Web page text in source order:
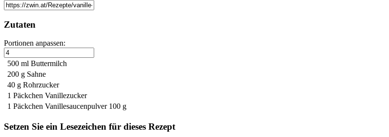
Zutaten
Portionen anpassen:
500 ml Buttermilch
200 g Sahne
40 g Rohrzucker
1 Päckchen Vanillezucker
1 Päckchen Vanillesaucenpulver 100 g
Setzen Sie ein Lesezeichen für dieses Rezept